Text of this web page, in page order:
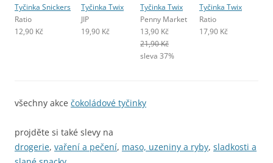
Tyčinka Snickers
Ratio
12,90 Kč
Tyčinka Twix
JIP
19,90 Kč
Tyčinka Twix
Penny Market
13,90 Kč
21,90 Kč
sleva 37%
Tyčinka Twix
Ratio
17,90 Kč
všechny akce čokoládové tyčinky
projděte si také slevy na
drogerie, vaření a pečení, maso, uzeniny a ryby, sladkosti a